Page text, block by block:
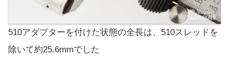
510アダプターを付けた状態の全長は、510スレッドを
除いて約25.6mmでした